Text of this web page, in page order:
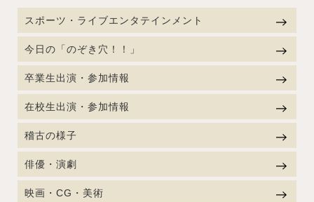
スポーツ・ライブエンタテインメント
今日の「のぞき穴！！」
卒業生出演・参加情報
在校生出演・参加情報
稽古の様子
俳優・演劇
映画・CG・美術